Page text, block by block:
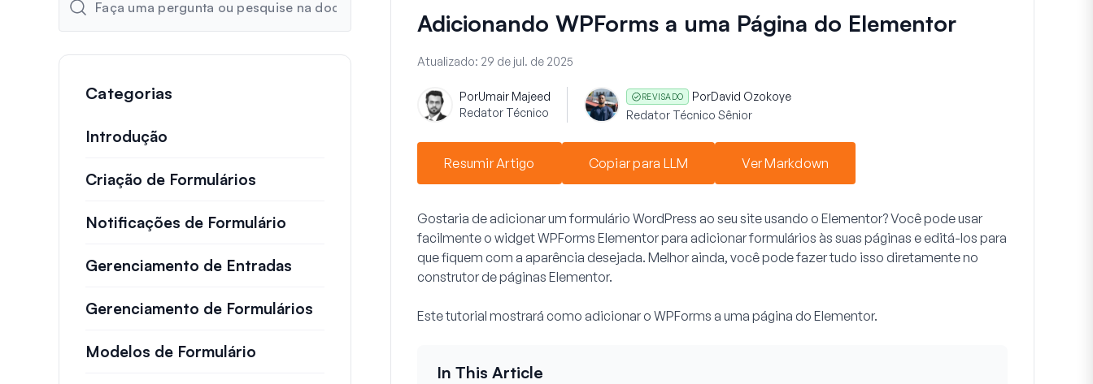
Adicionando WPForms a uma Página do Elementor
Atualizado: 29 de jul. de 2025
PorUmair Majeed
Redator Técnico
REVISADO PorDavid Ozokoye
Redator Técnico Sênior
Resumir Artigo Copiar para LLM Ver Markdown
Gostaria de adicionar um formulário WordPress ao seu site usando o Elementor? Você pode usar
facilmente o widget WPForms Elementor para adicionar formulários às suas páginas e editá-los para
que fiquem com a aparência desejada. Melhor ainda, você pode fazer tudo isso diretamente no
construtor de páginas Elementor.
Este tutorial mostrará como adicionar o WPForms a uma página do Elementor.
Categorias
Introdução
Criação de Formulários
Notificações de Formulário
Gerenciamento de Entradas
Gerenciamento de Formulários
Modelos de Formulário